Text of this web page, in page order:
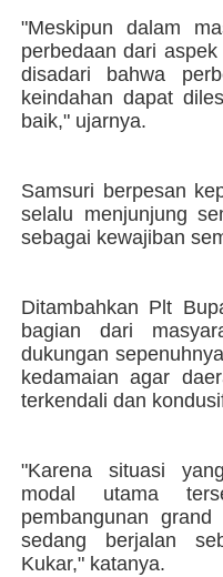
"Meskipun dalam
perbedaan dari
disadari bahwa
keindahan dapat
baik," ujarnya.
Samsuri berpesan
selalu menjunjung
sebagai kewajiban
Ditambahkan Plt
bagian dari
dukungan
kedamaian agar
terkendali dan
"Karena situasi
modal utama
pembangunan
sedang berjalan
Kukar," katanya.